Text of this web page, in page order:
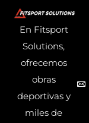
En Fitsport
Solutions,
ofrecemos
obras
deportivas y
miles de